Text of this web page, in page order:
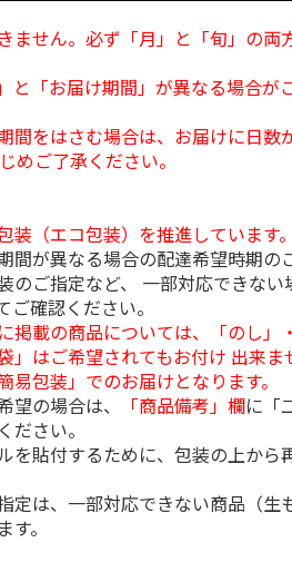
お中元＞国産果実
5.0（3）
円
＜お中元＞【冷凍】
万頭＞フルーツ大福
＆ど
4,640円
ません。必ず「月」と「旬」の両
「お届け期間」が異なる場合が
間をはさむ場合は、お届けに日数
めご了承ください。
（エコ包装）を推進しています。
が異なる場合の配達希望時期の
のご指定など、 一部対応できない
確認ください。
掲載の商品については、「のし」
」はご希望されてもお付け 出来ま
包装」でのお届けとなります。
の場合は、
「商品備考」欄に「
ださい。
を貼付するために、包装の上から
定は、一部対応できない商品（生
す。